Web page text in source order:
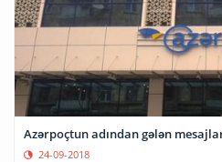
Azərpoçtun adından gələn
24-09-2018